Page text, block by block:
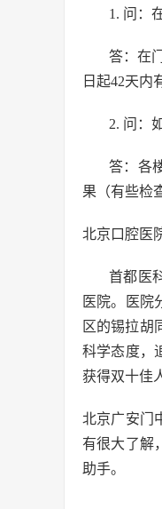
1. 问：
答：在
日起42天内
2. 问：
答：各
果（有些检
北京口腔医
首都医
医院。医院
区的锡拉胡
科学态度，
获得双十佳
北京广安门
有很大了解
助手。